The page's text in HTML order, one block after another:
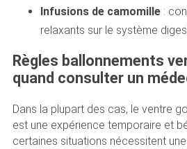
Infusions de camomille:
relaxants sur le système
Règles ballonnements
quand consulter un
Dans la plupart des cas, le ventre
est une expérience temporaire et
certaines situations nécessitent